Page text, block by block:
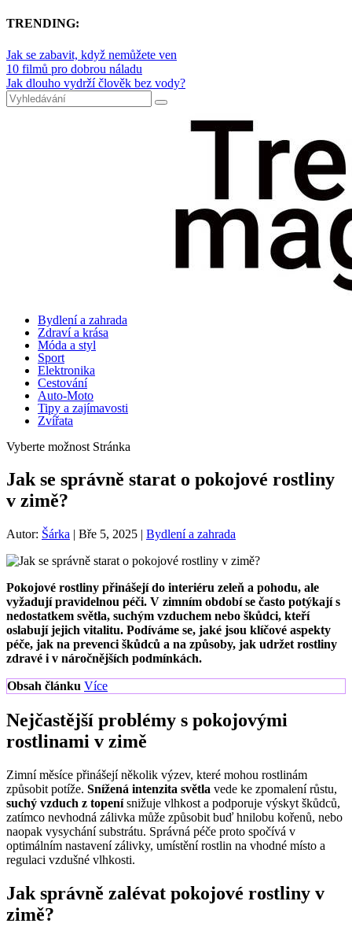
TRENDING:
Jak se zabavit, když nemůžete ven
10 filmů pro dobrou náladu
Jak dlouho vydrží člověk bez vody?
Bydlení a zahrada
Zdraví a krása
Móda a styl
Sport
Elektronika
Cestování
Auto-Moto
Tipy a zajímavosti
Zvířata
Vyberte možnost Stránka
Jak se správně starat o pokojové rostliny
v zimě?
Autor: Šárka | Bře 5, 2025 | Bydlení a zahrada
Pokojové rostliny přinášejí do interiéru zeleň a pohodu, ale
vyžadují pravidelnou péči. V zimním období se často potýkají s
nedostatkem světla, suchým vzduchem nebo škůdci, kteří
oslabují jejich vitalitu. Podíváme se, jaké jsou klíčové aspekty
péče, jak na prevenci škůdců a na způsoby, jak udržet rostliny
zdravé i v náročnějších podmínkách.
Obsah článku Více
Nejčastější problémy s pokojovými
rostlinami v zimě
Zimní měsíce přinášejí několik výzev, které mohou rostlinám
způsobit potíže. Snížená intenzita světla vede ke zpomalení růstu,
suchý vzduch z topenísnižuje vlhkost a podporuje výskyt škůdců,
zatímco nevhodná zálivka může způsobit buď hnilobu kořenů, nebo
naopak vysychání substrátu. Správná péče proto spočívá v
optimálním nastavení zálivky, umístění rostlin na vhodné místo a
regulaci vzdušné vlhkosti.
Jak správně zalévat pokojové rostliny v
zimě?